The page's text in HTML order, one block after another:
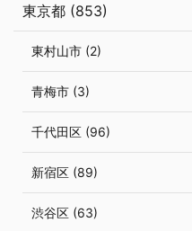
東京都 (853)
東村山市 (2)
青梅市 (3)
千代田区 (96)
新宿区 (89)
渋谷区 (63)